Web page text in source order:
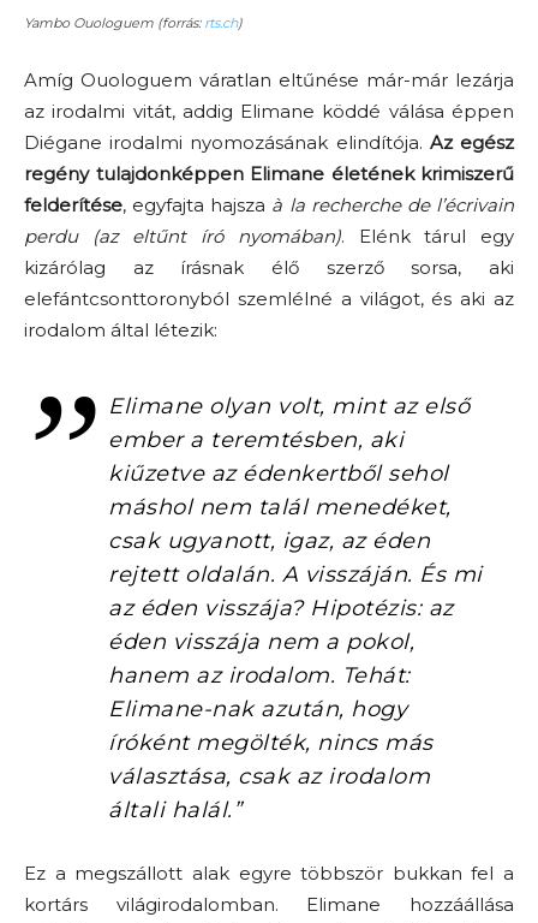
Yambo Ouologuem (forrás: rts.ch)
Amíg Ouologuem váratlan eltűnése már-már lezárja
az irodalmi vitát, addig Elimane köddé válása éppen
Diégane irodalmi nyomozásának elindítója. Az egész
regény tulajdonképpen Elimane életének krimiszerű
felderítése, egyfajta hajsza à la recherche de l’écrivain
perdu (az eltűnt író nyomában). Elénk tárul egy
kizárólag az írásnak élő szerző sorsa, aki
elefántcsonttoronyból szemlélné a világot, és aki az
irodalom által létezik:
Elimane olyan volt, mint az első
ember a teremtésben, aki
kiűzetve az édenkertből sehol
máshol nem talál menedéket,
csak ugyanott, igaz, az éden
rejtett oldalán. A visszáján. És mi
az éden visszája? Hipotézis: az
éden visszája nem a pokol,
hanem az irodalom. Tehát:
Elimane-nak azután, hogy
íróként megölték, nincs más
választása, csak az irodalom
általi halál.”
Ez a megszállott alak egyre többször bukkan fel a
kortárs világirodalomban. Elimane hozzáállása